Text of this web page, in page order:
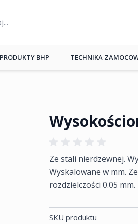
PRODUKTY BHP TECHNIKA
Ze stali nierdzewnej.
Wyskalowane w mm.
rozdzielczości 0.05 mm.
SKU produktu